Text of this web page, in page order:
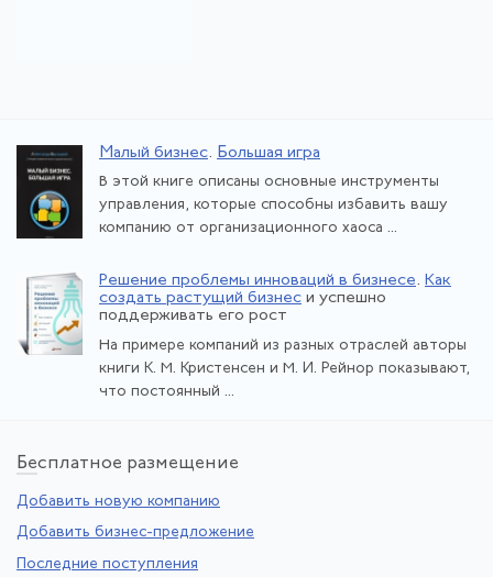
Малый бизнес. Большая игра
В этой книге описаны основные инструменты
управления, которые способны избавить вашу
компанию от организационного хаоса ...
Решение проблемы инноваций в бизнесе. Как
создать растущий бизнес и успешно
поддерживать его рост
На примере компаний из разных отраслей авторы
книги К. М. Кристенсен и М. И. Рейнор показывают,
что постоянный ...
Бесплатное размещение
Добавить новую компанию
Добавить бизнес-предложение
Последние поступления